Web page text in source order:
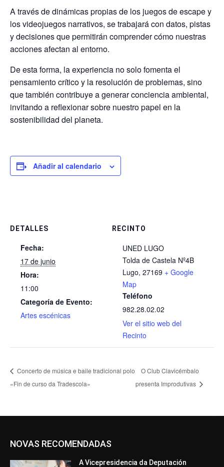
A través de dinámicas propias de los juegos de escape y
los videojuegos narrativos, se trabajará con datos, pistas
y decisiones que permitirán comprender cómo nuestras
acciones afectan al entorno.
De esta forma, la experiencia no solo fomenta el
pensamiento crítico y la resolución de problemas, sino
que también contribuye a generar conciencia ambiental,
invitando a reflexionar sobre nuestro papel en la
sostenibilidad del planeta.
Añadir al calendario
DETALLES
Fecha:
17 de junio
Hora:
11:00
Categoría de Evento:
Artes escénicas
RECINTO
UNED LUGO
Tolda de Castela Nº4B
Lugo, 27169 + Google
Map
Teléfono
982.28.02.02
Ver el sitio web del
Recinto
Concerto de música e baile tradicional polo
«Fin de curso da Tradescola»
O Club Clavicémbalo
presenta Improdutivas
NOVAS RECOMENDADAS
A Vicepresidencia da Deputación